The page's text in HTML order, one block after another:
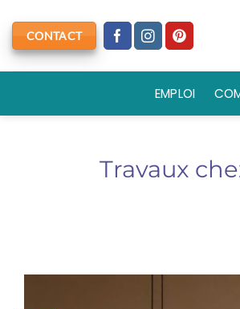
au
contenu
CONTACT
EMPLOI
Travaux